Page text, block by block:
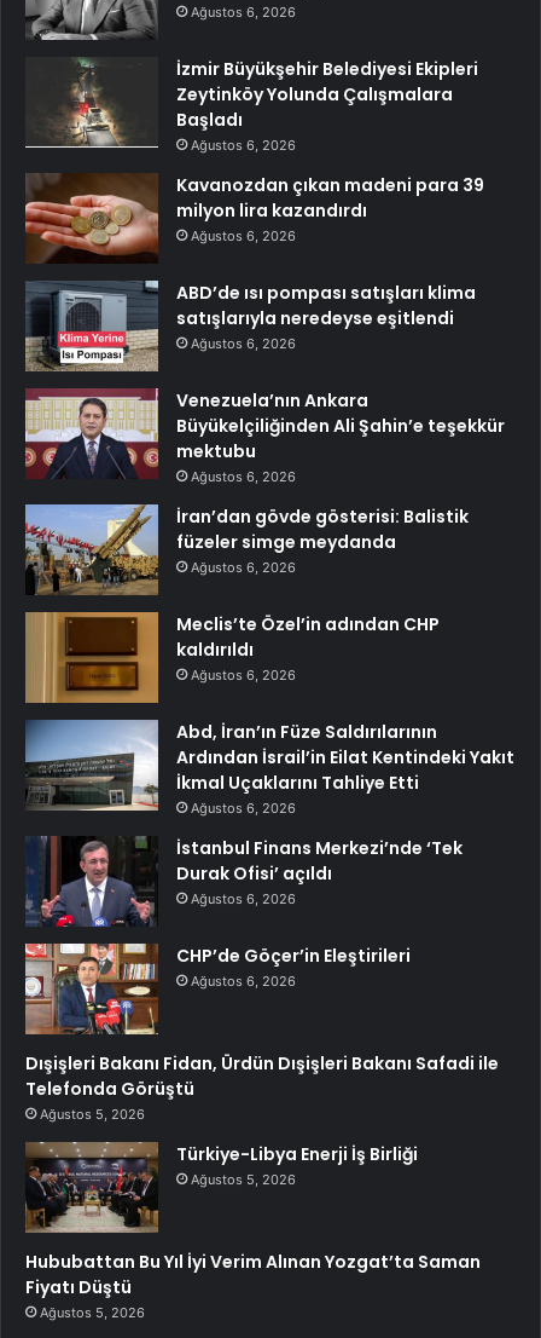
Ağustos 6, 2026
İzmir Büyükşehir Belediyesi Ekipleri
Zeytinköy Yolunda Çalışmalara
Başladı
Ağustos 6, 2026
Kavanozdan çıkan madeni para 39
milyon lira kazandırdı
Ağustos 6, 2026
ABD’de ısı pompası satışları klima
satışlarıyla neredeyse eşitlendi
Ağustos 6, 2026
Venezuela’nın Ankara
Büyükelçiliğinden Ali Şahin’e teşekkür
mektubu
Ağustos 6, 2026
İran’dan gövde gösterisi: Balistik
füzeler simge meydanda
Ağustos 6, 2026
Meclis’te Özel’in adından CHP
kaldırıldı
Ağustos 6, 2026
Abd, İran’ın Füze Saldırılarının
Ardından İsrail’in Eilat Kentindeki Yakıt
İkmal Uçaklarını Tahliye Etti
Ağustos 6, 2026
İstanbul Finans Merkezi’nde ‘Tek
Durak Ofisi’ açıldı
Ağustos 6, 2026
CHP’de Göçer’in Eleştirileri
Ağustos 6, 2026
Dışişleri Bakanı Fidan, Ürdün Dışişleri Bakanı Safadi ile
Telefonda Görüştü
Ağustos 5, 2026
Türkiye-Libya Enerji İş Birliği
Ağustos 5, 2026
Hububattan Bu Yıl İyi Verim Alınan Yozgat’ta Saman
Fiyatı Düştü
Ağustos 5, 2026